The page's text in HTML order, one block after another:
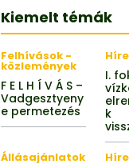
Kiemelt témák
Felhívások -
közlemények
F E L H Í V Á S –
Vadgesztyeny
e permetezés
I.
k
Állásajánlatok